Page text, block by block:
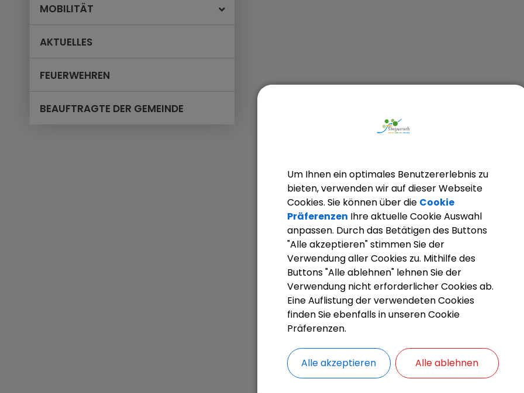
MOBILITÄT
AKTUELLES
FEUERWEHREN
BEAUFTRAGTE DER GEMEINDE
Abholung der Gelben Säcke
Bitte legen Sie Ihre Gelben Säcke frühestens am
des Abholtages am Straßennrand bereit!
Termine
Datum Uhrzeit
Um Ihnen ein optimales Benutzererlebnis zu
bieten, verwenden wir auf dieser Webseite
Cookies. Sie können über die Cookie
Präferenzen Ihre aktuelle Cookie Auswahl
anpassen. Durch das Betätigen des Buttons
"Alle akzeptieren" stimmen Sie der
Verwendung aller Cookies zu. Mithilfe des
Buttons "Alle ablehnen" lehnen Sie der
Verwendung nicht erforderlicher Cookies ab.
Eine Auflistung der verwendeten Cookies
finden Sie ebenfalls in unseren Cookie
Präferenzen.
Alle akzeptieren Alle ablehnen